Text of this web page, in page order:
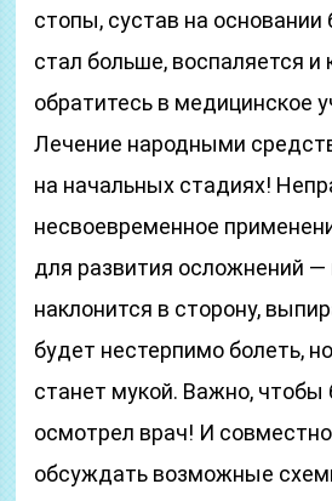
стопы, сустав на основании
стал больше, воспаляется и
обратитесь в медицинское
Лечение народными
на начальных стадиях!
несвоевременное
для развития осложнений —
наклонится в сторону,
будет нестерпимо болеть,
станет мукой. Важно, чтобы
осмотрел врач! И
обсуждать возможные